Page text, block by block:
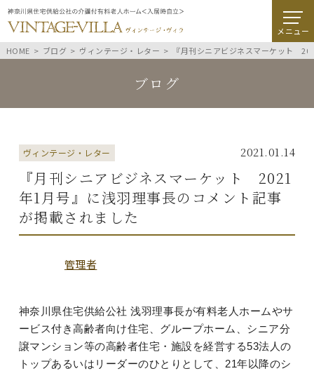
メニュー
HOME
ブログ ヴィンテージ・レター 『月刊シニアビジネスマーケット
ブログ
ヴィンテージ・レター 2021.01.14
『月刊シニアビジネスマーケット 2021
年1月号』に浅羽理事長のコメント記事
が掲載されました
管理者
神奈川県住宅供給公社 浅羽理事長が有料老人ホームやサ
ービス付き高齢者向け住宅、グループホーム、シニア分
譲マンション等の高齢者住宅・施設を経営する53法人の
トップあるいはリーダーのひとりとして、21年以降のシ